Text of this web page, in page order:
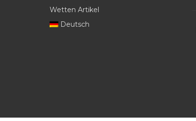
Wetten Artikel
Deutsch